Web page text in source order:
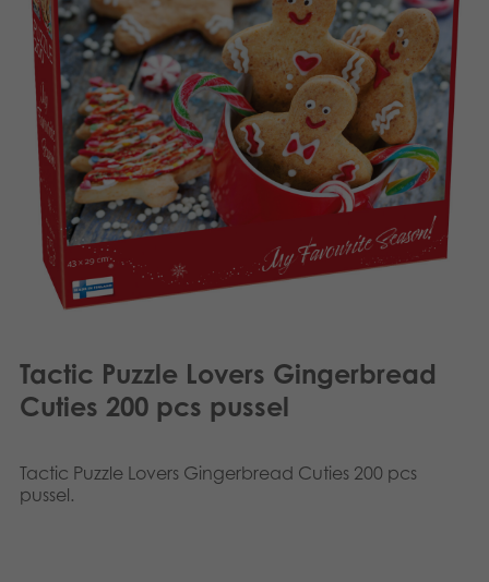
Leksaker
Böcker
Arkiverade produkter
Applikationer
Media
Suomi
Polski
Tactic Puzzle Lovers Gingerbread
Cuties 200 pcs pussel
Tactic Puzzle Lovers Gingerbread Cuties 200 pcs
pussel.